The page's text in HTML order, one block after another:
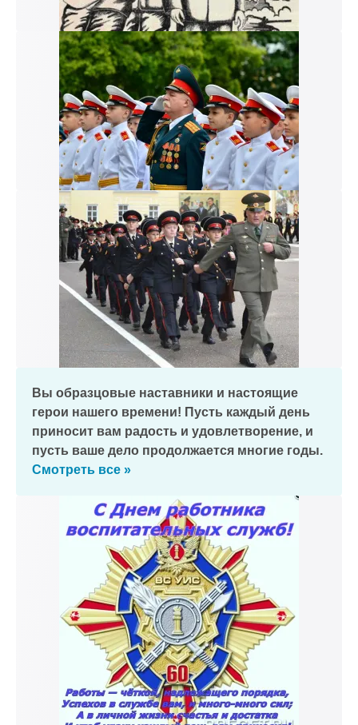
Вы образцовые наставники и настоящие
герои нашего времени! Пусть каждый день
приносит вам радость и удовлетворение, и
пусть ваше дело продолжается многие годы.
Смотреть все »